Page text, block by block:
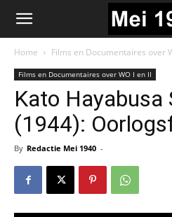
Home Films en Documentaires over
Films en Documentaires over WO I en II
Kato Hayabusa
(1944):
By Redactie Mei 1940 -